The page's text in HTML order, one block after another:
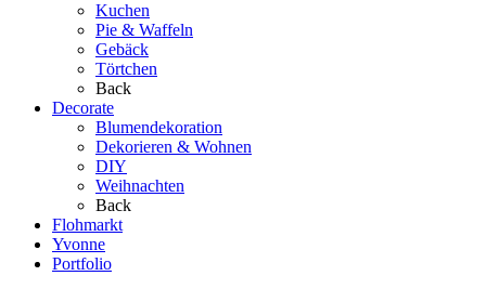
Kuchen
Pie & Waffeln
Gebäck
Törtchen
Back
Decorate
Blumendekoration
Dekorieren & Wohnen
DIY
Weihnachten
Back
Flohmarkt
Yvonne
Portfolio